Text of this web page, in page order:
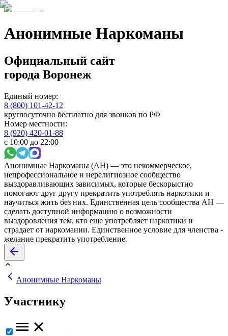
Анонимные Наркоманы
Официальный сайт
города Воронеж
Единый номер:
8 (800) 101-42-12
круглосуточно бесплатно для звонков по РФ
Номер местности:
8 (920) 420-01-88
с 10:00 до 22:00
Анонимные Наркоманы (АН) — это некоммерческое,
непрофессиональное и нерелигиозное сообщество
выздоравливающих зависимых, которые бескорыстно
помогают друг другу прекратить употреблять наркотики и
научиться жить без них. Единственная цель сообщества АН —
сделать доступной информацию о возможности
выздоровления тем, кто еще употребляет наркотики и
страдает от наркомании. Единственное условие для членства -
желание прекратить употребление.
Анонимные Наркоманы
Участнику